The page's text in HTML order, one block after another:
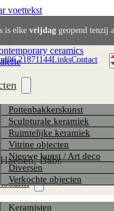
voettekst
is elkevrijdag geopend tenzij
06 21871144LinksContact
Pottenbakkerskunst
Sculpturale keramiek
Ruimtelijke keramiek
Vitrine objecten
Nieuwe kunst / Art deco
Diversen
Verkochte objecten
Keramisten
Haenen, Babs